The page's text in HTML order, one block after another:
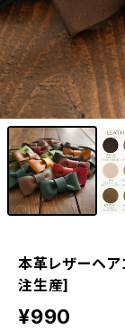
本革レザーヘ
注生産]
¥990